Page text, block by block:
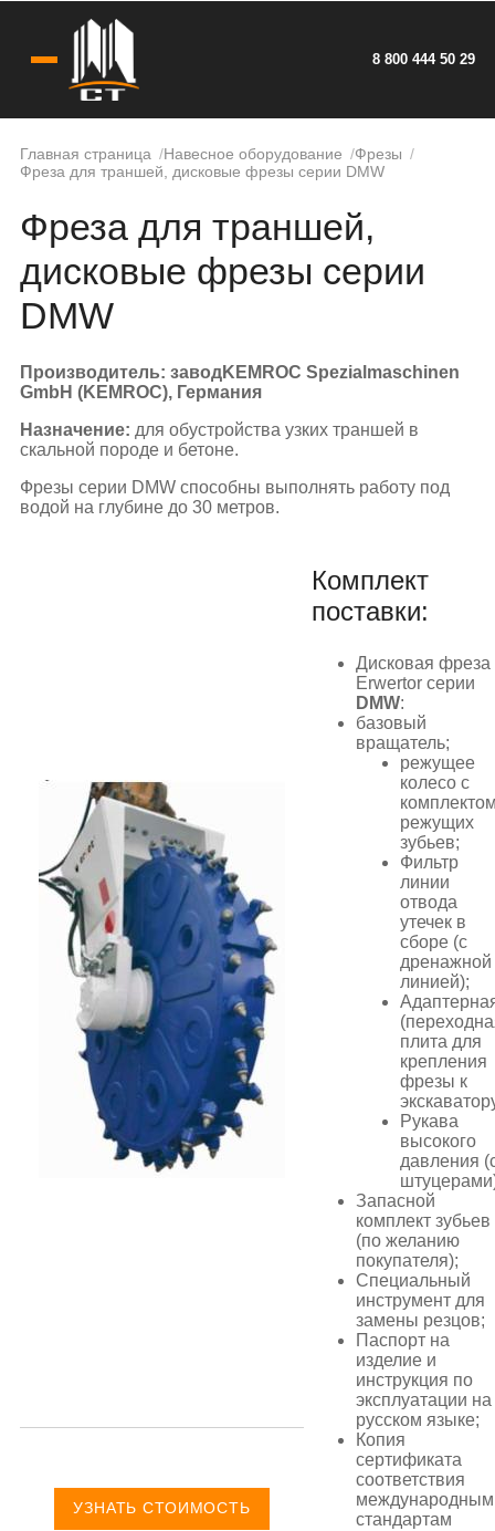
8 800 444 50 29
Главная страница Навесное оборудование
Фрезы
Фреза для траншей, дисковые фрезы серии DMW
Фреза для траншей,
дисковые фрезы серии
DMW
Производитель: заводKEMROC Spezialmaschinen
GmbH (KEMROC), Германия
Назначение: для обустройства узких траншей в
скальной породе и бетоне.
Фрезы серии DMW способны выполнять работу под
водой на глубине до 30 метров.
Комплект
поставки:
Дисковая фреза
Erwertor серии
DMW:
базовый
вращатель;
режущее
колесо с
режущих
зубьев;
Фильтр
линии
отвода
утечек в
сборе (с
дренажной
линией);
плита для
крепления
фрезы к
Рукава
высокого
давления
Запасной
комплект зубьев
(по желанию
покупателя);
Специальный
инструмент для
замены резцов;
Паспорт на
изделие и
инструкция по
эксплуатации на
русском языке;
Копия
сертификата
соответствия
международным
стандартам
УЗНАТЬ СТОИМОСТЬ